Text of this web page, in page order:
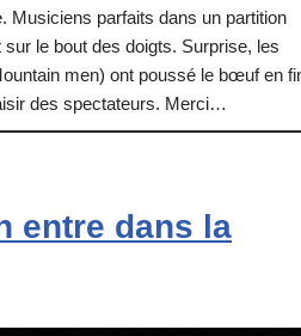
Musiciens parfaits dans un partition
le bout des doigts. Surprise, les
men) ont poussé le bœuf en
des spectateurs. Merci…
entre dans la